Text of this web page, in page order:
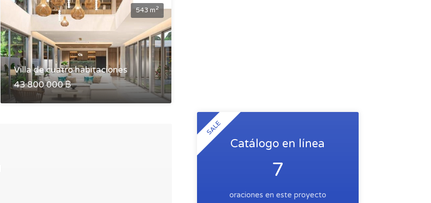
543 m2
Villa de cuatro habitaciones
43 800 000 ฿
SALE
Catálogo en línea
7
oraciones en este proyecto